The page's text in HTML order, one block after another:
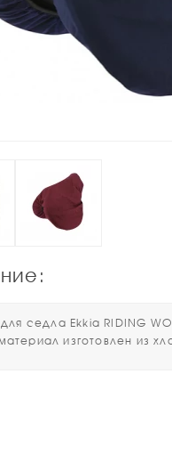
седла Ekkia RIDING
изготовлен из